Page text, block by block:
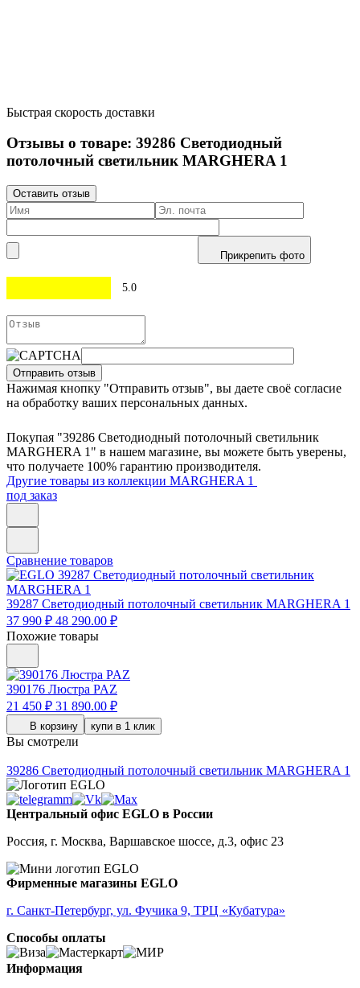
Быстрая скорость доставки
Отзывы о товаре: 39286 Светодиодный
потолочный светильник MARGHERA 1
Оставить отзыв
Прикрепить фото
5.0
Отправить отзыв
Нажимая кнопку "Отправить отзыв", вы даете своё согласие
на обработку ваших персональных данных.
Покупая "39286 Светодиодный потолочный светильник
MARGHERA 1" в нашем магазине, вы можете быть уверены,
что получаете 100% гарантию производителя.
Другие товары из коллекции MARGHERA 1
под заказ
Сравнение товаров
39287 Светодиодный потолочный светильник MARGHERA 1
37 990 ₽ 48 290.00 ₽
Похожие товары
390176 Люстра PAZ
21 450 ₽ 31 890.00 ₽
В корзину купи в 1 клик
Вы смотрели
39286 Светодиодный потолочный светильник MARGHERA 1
Центральный офис EGLO в России
Россия, г. Москва, Варшавское шоссе, д.3, офис 23
Фирменные магазины EGLO
г. Санкт-Петербург, ул. Фучика 9, ТРЦ «Кубатура»
Способы оплаты
Информация